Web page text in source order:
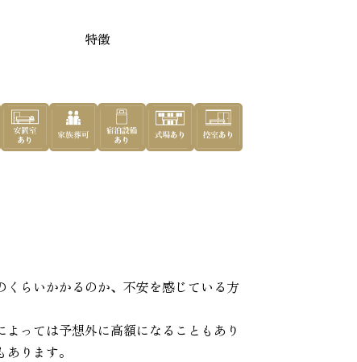
市
特徴
らいかかるのか、不安を感じている方
っては予想外に高額になることもあり
ります。